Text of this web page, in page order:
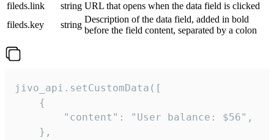
fileds.link
string URL that opens when the data field is clicked
fileds.key
string
Description of the data field, added in bold
before the field content, separated by a colon
jivo_api.setCustomData([
    {
        "content": "User balance: $56",
    },